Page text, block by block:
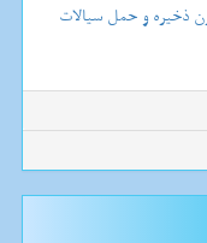
ذخیره و حمل سیالات